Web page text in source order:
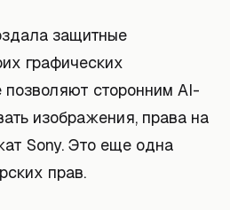
защитные
графических
позволяют сторонним AI-
изображения, права на
Sony. Это еще одна
прав.